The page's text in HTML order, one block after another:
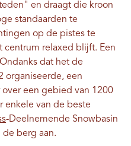
en draagt ​​die kroon
standaarden te
op de pistes te
centrum relaxed blijft. Een
Ondanks dat het de
organiseerde, een
een gebied van 1200
enkele van de beste
-Deelnemende Snowbasin
berg aan.